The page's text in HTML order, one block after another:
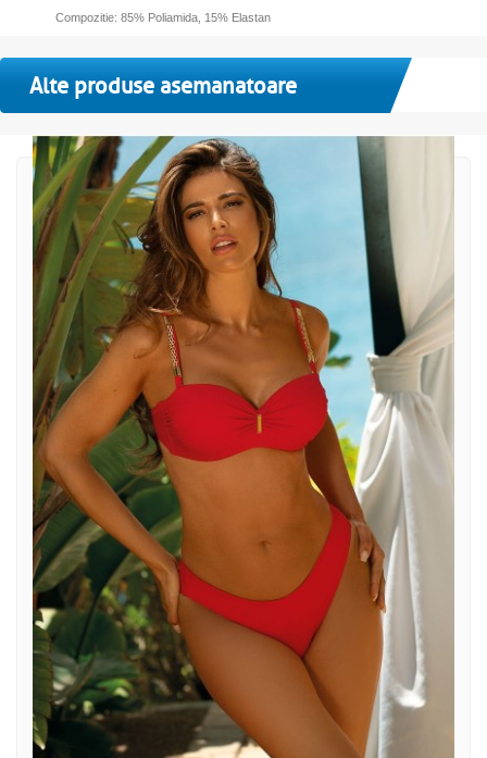
Compozitie: 85% Poliamida, 15% Elastan
Alte produse asemanatoare